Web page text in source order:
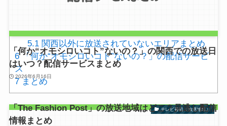
「何か“オモシロいコト”ないの？」放送概要
放送日はいつ？
5.1 関西以外に放送されていないエリアまとめ
6「何か“オモシロいコト”ないの？」の配信サービ
ス
7まとめ
「The Fashion Post」の放送地域はどこ？見逃し配信
情報まとめ
「何か“オモシロいコト”ないの？」の関西での放送日
はいつ？配信サービスまとめ
2026年6月16日
テレビ番組（放送地域）